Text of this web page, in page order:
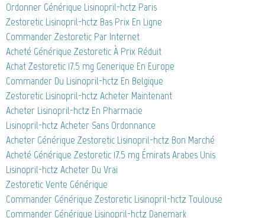
Ordonner Générique Lisinopril-hctz Paris
Zestoretic Lisinopril-hctz Bas Prix En Ligne
Commander Zestoretic Par Internet
Acheté Générique Zestoretic À Prix Réduit
Achat Zestoretic 17.5 mg Generique En Europe
Commander Du Lisinopril-hctz En Belgique
Zestoretic Lisinopril-hctz Acheter Maintenant
Acheter Lisinopril-hctz En Pharmacie
Lisinopril-hctz Acheter Sans Ordonnance
Acheter Générique Zestoretic Lisinopril-hctz Bon Marché
Acheté Générique Zestoretic 17.5 mg Émirats Arabes Unis
Lisinopril-hctz Acheter Du Vrai
Zestoretic Vente Générique
Commander Générique Zestoretic Lisinopril-hctz Toulouse
Commander Générique Lisinopril-hctz Danemark